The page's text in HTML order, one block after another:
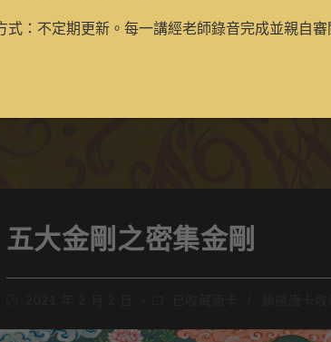
五大金剛
五大金剛之密集金剛
式：不定期更新。每一講經老師錄音完成並親自審